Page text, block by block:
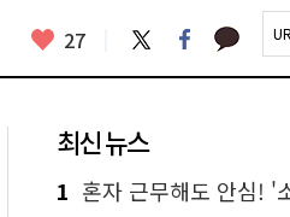
좋
요
27 트
위
터
페
이
스
카
카
최신 뉴스
1 혼자 근무해도 안심! '소상공